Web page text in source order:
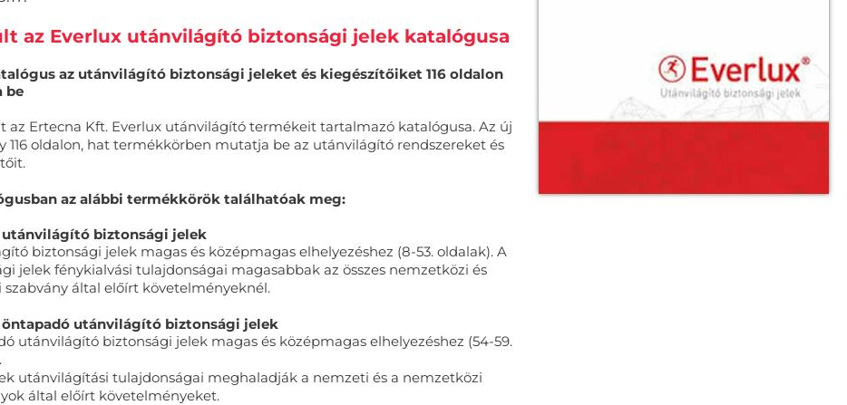
az Everlux utánvilágító biztonsági jelek katalógusa
az utánvilágító biztonsági jeleket és kiegészítőiket 116 oldalon
be
az Ertecna Kft. Everlux utánvilágító termékeit tartalmazó katalógusa. Az új
116 oldalon, hat termékkörben mutatja be az utánvilágító rendszereket és
az alábbi termékkörök találhatóak meg:
utánvilágító biztonsági jelek
biztonsági jelek magas és középmagas elhelyezéshez (8-53. oldalak). A
jelek fénykialvási tulajdonságai magasabbak az összes nemzetközi és
szabvány által előírt követelményeknél.
öntapadó utánvilágító biztonsági jelek
utánvilágító biztonsági jelek magas és középmagas elhelyezéshez (54-59.
utánvilágítási tulajdonságai meghaladják a nemzeti és a nemzetközi
által előírt követelményeket.